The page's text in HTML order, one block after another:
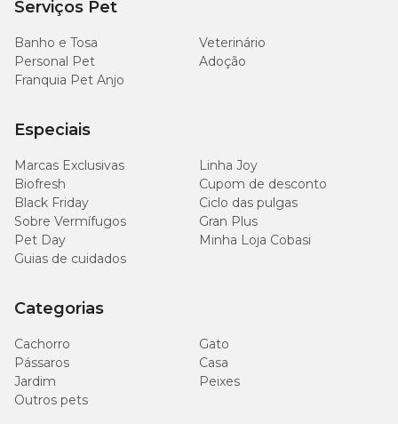
Serviços Pet
Banho e Tosa
Veterinário
Personal Pet
Adoção
Franquia Pet Anjo
Especiais
Marcas Exclusivas
Linha Joy
Biofresh
Cupom de desconto
Black Friday
Ciclo das pulgas
Sobre Vermífugos
Gran Plus
Pet Day
Minha Loja Cobasi
Guias de cuidados
Categorias
Cachorro
Gato
Pássaros
Casa
Jardim
Peixes
Outros pets